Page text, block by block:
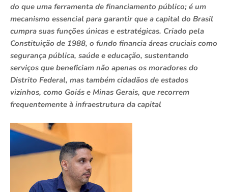
do que uma ferramenta de financiamento público; é um
mecanismo essencial para garantir que a capital do Brasil
cumpra suas funções únicas e estratégicas. Criado pela
Constituição de 1988, o fundo financia áreas cruciais como
segurança pública, saúde e educação, sustentando
serviços que beneficiam não apenas os moradores do
Distrito Federal, mas também cidadãos de estados
vizinhos, como Goiás e Minas Gerais, que recorrem
frequentemente à infraestrutura da capital